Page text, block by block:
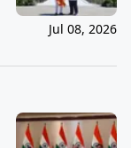
Jul 08, 2026